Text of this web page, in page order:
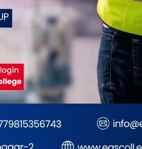
राष्ट्रिय भेलालाई शेरबहादुर
सम्बोधन गर्ने